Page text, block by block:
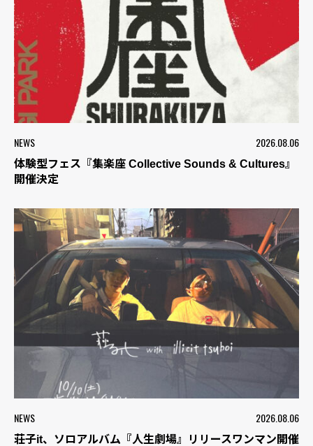
NEWS 2026.08.06
体験型フェス『集楽座 Collective Sounds & Cultures』
開催決定
NEWS 2026.08.06
荘子it、ソロアルバム『人生劇場』リリースワンマン開催